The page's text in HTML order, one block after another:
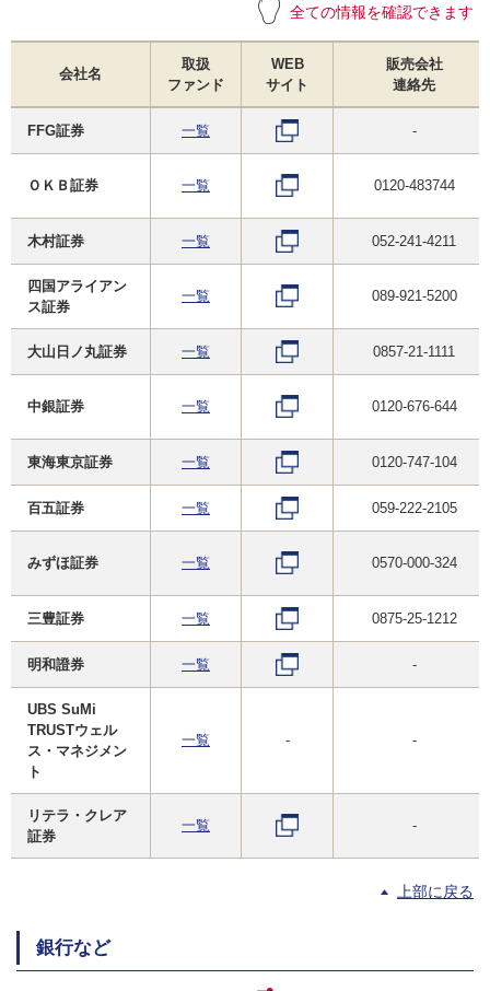
全ての情報を確認できます
会社名
取扱
ファンド
WEB
サイト
販売会社
連絡先
FFG証券 一覧 -
ＯＫＢ証券 一覧 0120-483744
木村証券 一覧 052-241-4211
四国アライアン
ス証券
一覧 089-921-5200
大山日ノ丸証券 一覧 0857-21-1111
中銀証券 一覧 0120-676-644
東海東京証券 一覧 0120-747-104
百五証券 一覧 059-222-2105
みずほ証券 一覧 0570-000-324
三豊証券 一覧 0875-25-1212
明和證券 一覧 -
UBS SuMi
TRUSTウェル
ス・マネジメン
ト
一覧 - -
リテラ・クレア
証券
一覧 -
上部に戻る
銀行など